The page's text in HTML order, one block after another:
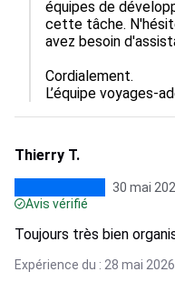
équipes de
cette tâche.
avez besoin
Cordialement.
L’équipe voyages-
Thierry T.
30 mai
Avis vérifié
Toujours très bien
Expérience du : 28 mai 2026